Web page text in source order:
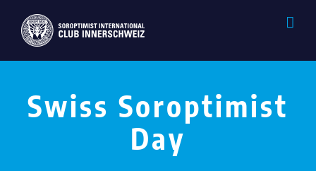
content
Swiss Soroptimist
Day